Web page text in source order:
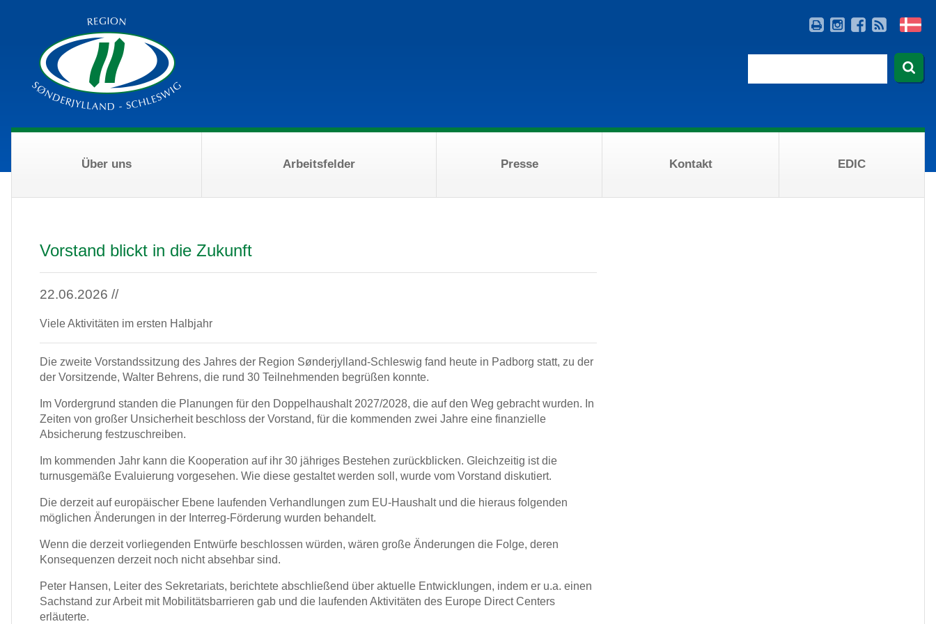
Über uns Arbeitsfelder Presse Kontakt EDIC
Vorstand blickt in die Zukunft
22.06.2026 //
Viele Aktivitäten im ersten Halbjahr
Die zweite Vorstandssitzung des Jahres der Region Sønderjylland-Schleswig fand heute in Padborg statt, zu der
der Vorsitzende, Walter Behrens, die rund 30 Teilnehmenden begrüßen konnte.
Im Vordergrund standen die Planungen für den Doppelhaushalt 2027/2028, die auf den Weg gebracht wurden. In
Zeiten von großer Unsicherheit beschloss der Vorstand, für die kommenden zwei Jahre eine finanzielle
Absicherung festzuschreiben.
Im kommenden Jahr kann die Kooperation auf ihr 30 jähriges Bestehen zurückblicken. Gleichzeitig ist die
turnusgemäße Evaluierung vorgesehen. Wie diese gestaltet werden soll, wurde vom Vorstand diskutiert.
Die derzeit auf europäischer Ebene laufenden Verhandlungen zum EU-Haushalt und die hieraus folgenden
möglichen Änderungen in der Interreg-Förderung wurden behandelt.
Wenn die derzeit vorliegenden Entwürfe beschlossen würden, wären große Änderungen die Folge, deren
Konsequenzen derzeit noch nicht absehbar sind.
Peter Hansen, Leiter des Sekretariats, berichtete abschließend über aktuelle Entwicklungen, indem er u.a. einen
Sachstand zur Arbeit mit Mobilitätsbarrieren gab und die laufenden Aktivitäten des Europe Direct Centers
erläuterte.